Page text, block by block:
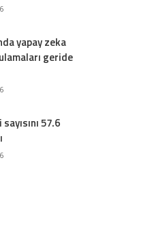
yapay zeka
geride
57.6